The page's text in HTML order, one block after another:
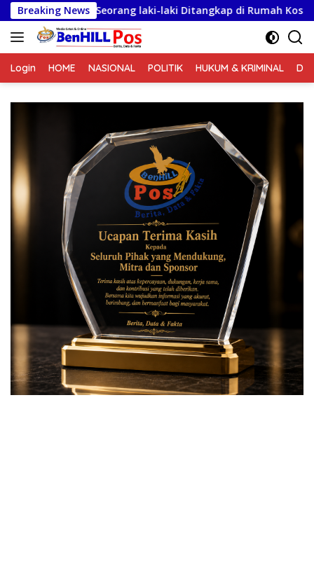
Langsung
ke
konten
Breaking News
laki-laki Ditangkap di Rumah Kosong, Polisi Sita
Login HOME NASIONAL POLITIK HUKUM & KRIMINAL